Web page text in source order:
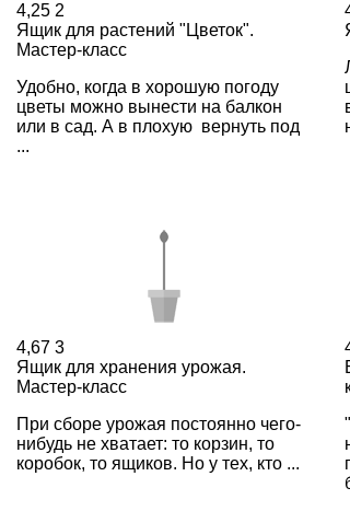
4,25 2
Ящик для растений "Цветок".
Мастер-класс
Удобно, когда в хорошую погоду
цветы можно вынести на балкон
или в сад. А в плохую вернуть под
...
4,67 3
Ящик для хранения урожая.
Мастер-класс
При сборе урожая постоянно чего-
нибудь не хватает: то корзин, то
коробок, то ящиков. Но у тех, кто ...